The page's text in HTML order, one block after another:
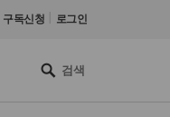
구독신청 로그인